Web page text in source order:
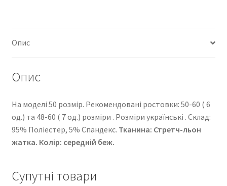
Опис
Опис
На моделі 50 розмір. Рекомендовані ростовки: 50-60 ( 6
од.) та 48-60 ( 7 од.) розміри . Розміри українські . Cклад:
95% Поліестер, 5% Спандекс. Тканина: Стретч-льон
жатка. Колір: середній беж.
Супутні товари